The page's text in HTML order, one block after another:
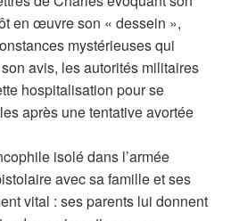
en œuvre son « dessein »,
mystérieuses qui
avis, les autorités militaires
hospitalisation pour se
après une tentative avortée
isolé dans l’armée
avec sa famille et ses
vital : ses parents lui donnent